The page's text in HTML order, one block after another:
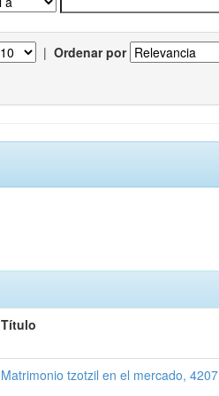
| Ordenar por
Título
Matrimonio tzotzil en el mercado, 4207